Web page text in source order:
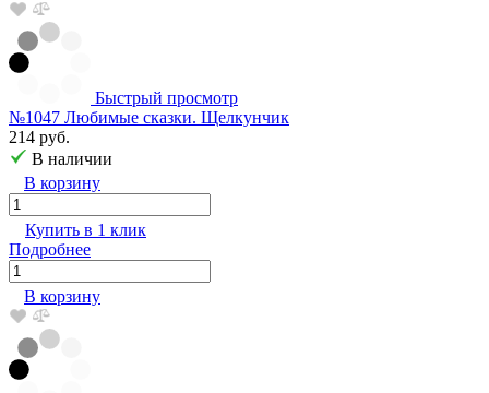
Быстрый просмотр
№1047 Любимые сказки. Щелкунчик
214 руб.
В наличии
В корзину
Купить в 1 клик
Подробнее
В корзину